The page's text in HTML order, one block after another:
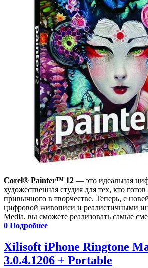
Corel® Painter™ 12 — это идеальная
художественная студия для тех, кто
привычного в творчестве. Теперь, с
цифровой живописи и реалистичными
Media, вы сможете реализовать самые
0 Подробнее
Xilisoft iPhone Ringtone
3.0.4.1206 + Portable